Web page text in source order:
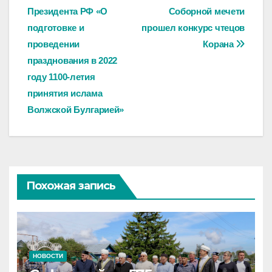
по
записям
Соборной мечети
прошел конкурс чтецов
Корана
Президента РФ «О
подготовке и
проведении
празднования в 2022
году 1100-летия
принятия ислама
Волжской Булгарией»
Похожая запись
НОВОСТИ